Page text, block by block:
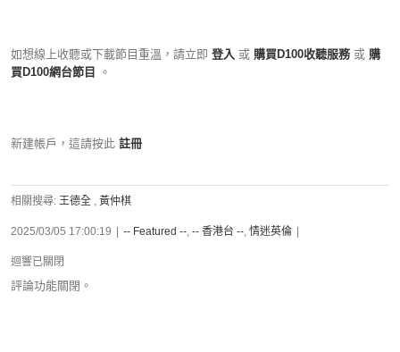
如想線上收聽或下載節目重溫，請立即 登入 或 購買D100收聽服務 或 購
買D100網台節目
。
新建帳戶，這請按此 註冊
相關搜尋: 王德全 , 黃仲棋
2025/03/05 17:00:19 -- Featured --, -- 香港台 --, 情迷英倫
迴響已關閉
評論功能關閉。